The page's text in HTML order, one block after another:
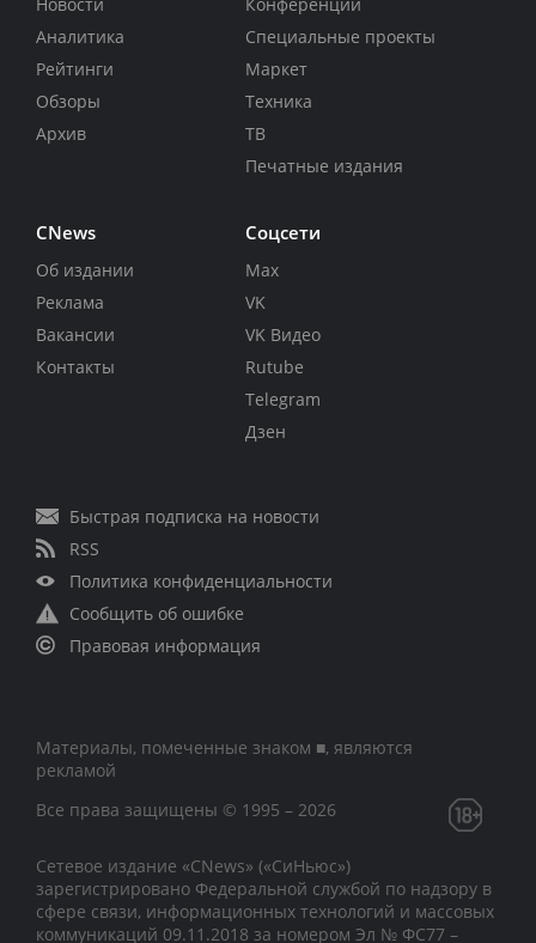
Аналитика
Рейтинги
Обзоры
Архив
Специальные проекты
Маркет
Техника
ТВ
Печатные издания
CNews
Об издании
Реклама
Вакансии
Контакты
Соцсети
Max
VK
VK Видео
Rutube
Telegram
Дзен
Быстрая подписка на новости
RSS
Политика конфиденциальности
Сообщить об ошибке
Правовая информация
Материалы, помеченные знаком ■, являются
рекламой
Все права защищены © 1995 – 2026
Сетевое издание «CNews» («СиНьюс»)
зарегистрировано Федеральной службой по надзору в
сфере связи, информационных технологий и массовых
коммуникаций 09.11.2018 за номером Эл № ФС77 –